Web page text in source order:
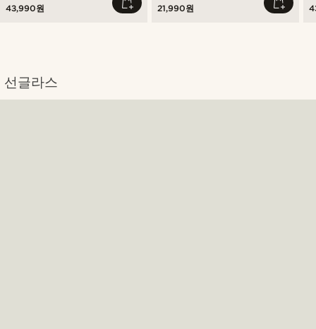
43,990원 21,990원
선글라스